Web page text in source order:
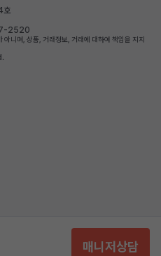
매니저상담
호
2520
아니며, 상품, 거래정보, 거래에 대하여 책임을 지지